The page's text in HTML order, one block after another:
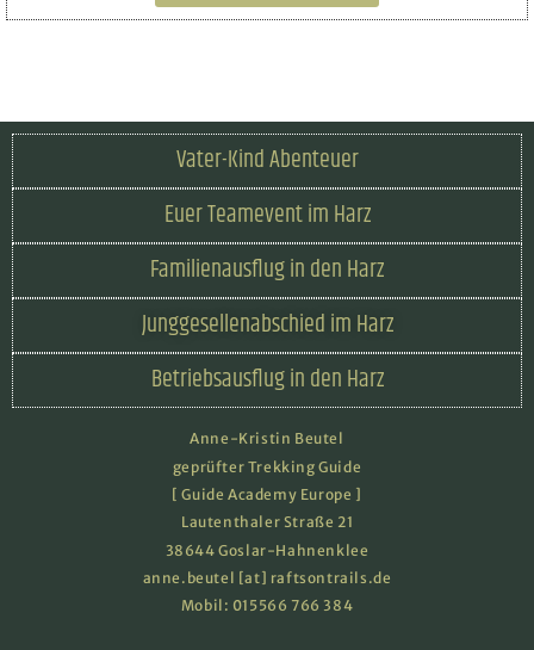
Vater-Kind Abenteuer
Euer Teamevent im Harz
Familienausflug in den Harz
Junggesellenabschied im Harz
Betriebsausflug in den Harz
Anne-Kristin Beutel
geprüfter Trekking Guide
[ Guide Academy Europe ]
Lautenthaler Straße 21
38644 Goslar-Hahnenklee
anne.beutel [at] raftsontrails.de
Mobil: 015566 766 384